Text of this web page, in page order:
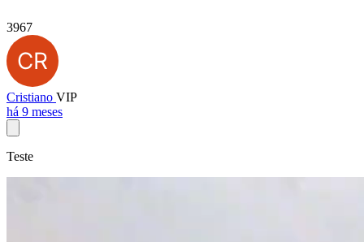
3967
Cristiano VIP
há 9 meses
Teste